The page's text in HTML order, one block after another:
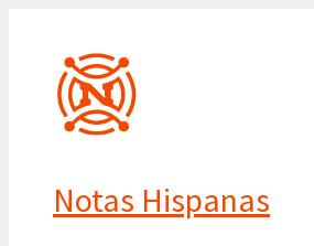
contenido
Notas Hispanas